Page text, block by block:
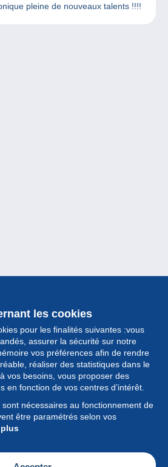
pleine de nouveaux talents !!!!
les cookies
pour les finalités suivantes :vous
assurer la sécurité sur notre
vos préférences afin de rendre
réaliser des statistiques dans le
vos besoins, vous proposer des
en fonction de vos centres d’intérêt.
nécessaires au fonctionnement de
être paramétrés selon vos